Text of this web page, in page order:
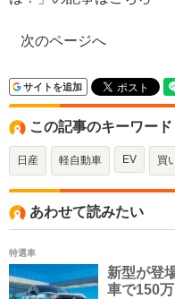
次のページへ
サイトを追加
この記事のキーワード
日産 軽自動車 EV 買
あわせて読みたい
特選車
新型が登
車で150